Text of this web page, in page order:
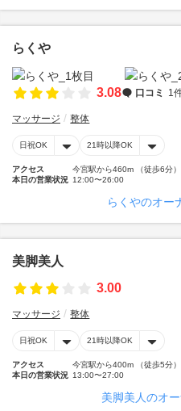
らくや
3.08 口コミ 1
マッサージ 整体
日祝OK 21時以降OK
アクセス
今宮駅から460m （徒歩6分）
本日の営業状況 12:00〜26:00
らくやのオー
美脚美人
3.00
マッサージ 整体
日祝OK 21時以降OK
アクセス
今宮駅から400m （徒歩5分）
本日の営業状況 13:00〜27:00
美脚美人のオ